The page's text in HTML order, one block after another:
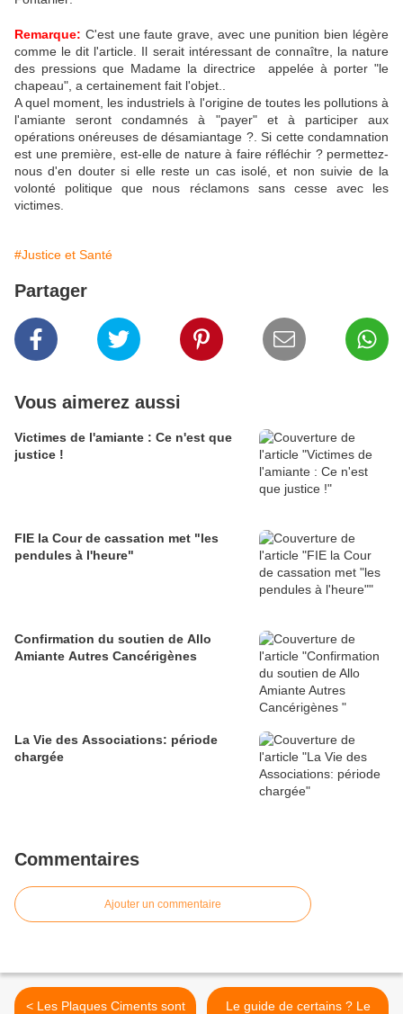
Remarque: C'est une faute grave, avec une punition bien légère
comme le dit l'article. Il serait intéressant de connaître, la nature
des pressions que Madame la directrice appelée à porter "le
chapeau", a certainement fait l'objet..
A quel moment, les industriels à l'origine de toutes les pollutions à
l'amiante seront condamnés à "payer" et à participer aux
opérations onéreuses de désamiantage ?. Si cette condamnation
est une première, est-elle de nature à faire réfléchir ? permettez-
nous d'en douter si elle reste un cas isolé, et non suivie de la
volonté politique que nous réclamons sans cesse avec les
victimes.
#Justice et Santé
Partager
Vous aimerez aussi
Victimes de l'amiante : Ce n'est que
justice !
FIE la Cour de cassation met "les
pendules à l'heure"
Confirmation du soutien de Allo
Amiante Autres Cancérigènes
La Vie des Associations: période
chargée
Commentaires
Ajouter un commentaire
< Les Plaques Ciments sont Le guide de certains ? Le